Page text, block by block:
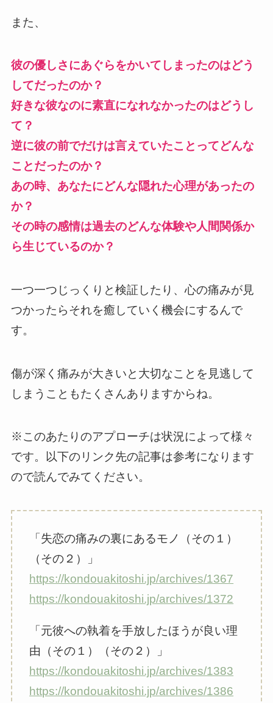
また、
彼の優しさにあぐらをかいてしまったのはどう
してだったのか？
好きな彼なのに素直になれなかったのはどうし
て？
逆に彼の前でだけは言えていたことってどんな
ことだったのか？
あの時、あなたにどんな隠れた心理があったの
か？
その時の感情は過去のどんな体験や人間関係か
ら生じているのか？
一つ一つじっくりと検証したり、心の痛みが見
つかったらそれを癒していく機会にするんで
す。
傷が深く痛みが大きいと大切なことを見逃して
しまうこともたくさんありますからね。
※このあたりのアプローチは状況によって様々
です。以下のリンク先の記事は参考になります
ので読んでみてください。
「失恋の痛みの裏にあるモノ（その１）
（その２）」
https://kondouakitoshi.jp/archives/1367
https://kondouakitoshi.jp/archives/1372
「元彼への執着を手放したほうが良い理
由（その１）（その２）」
https://kondouakitoshi.jp/archives/1383
https://kondouakitoshi.jp/archives/1386